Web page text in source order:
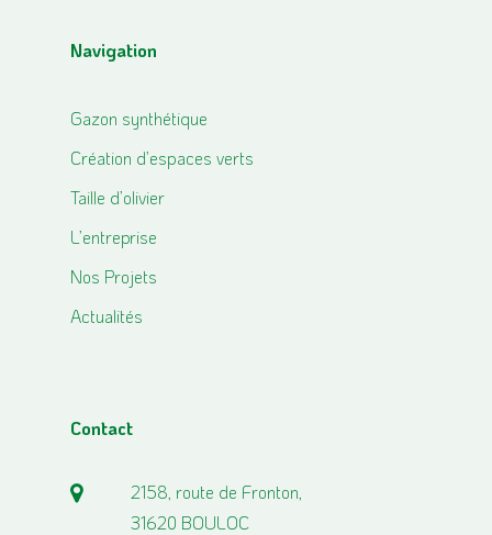
Navigation
Gazon synthétique
Création d’espaces verts
Taille d’olivier
L’entreprise
Nos Projets
Actualités
Contact
2158, route de Fronton,
31620 BOULOC